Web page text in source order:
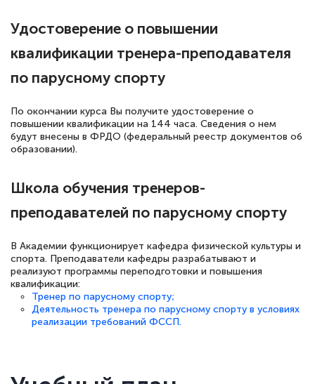
Удостоверение о повышении
квалификации тренера-преподавателя
по парусному спорту
По окончании курса Вы получите удостоверение о
повышении квалификации на 144 часа. Сведения о нем
будут внесены в ФРДО (федеральный реестр документов об
образовании).
Школа обучения тренеров-
преподавателей по парусному спорту
В Академии функционирует кафедра физической культуры и
спорта. Преподаватели кафедры разрабатывают и
реализуют программы переподготовки и повышения
квалификации:
Тренер по парусному спорту;
Деятельность тренера по парусному спорту в условиях
реализации требований ФССП.